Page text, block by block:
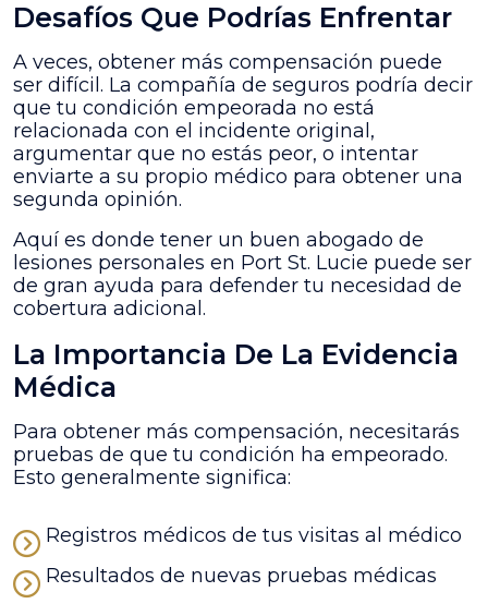
Desafíos Que Podrías Enfrentar
A veces, obtener más compensación puede
ser difícil. La compañía de seguros podría decir
que tu condición empeorada no está
relacionada con el incidente original,
argumentar que no estás peor, o intentar
enviarte a su propio médico para obtener una
segunda opinión.
Aquí es donde tener un buen abogado de
lesiones personales en Port St. Lucie puede ser
de gran ayuda para defender tu necesidad de
cobertura adicional.
La Importancia De La Evidencia
Médica
Para obtener más compensación, necesitarás
pruebas de que tu condición ha empeorado.
Esto generalmente significa:
Registros médicos de tus visitas al médico
Resultados de nuevas pruebas médicas